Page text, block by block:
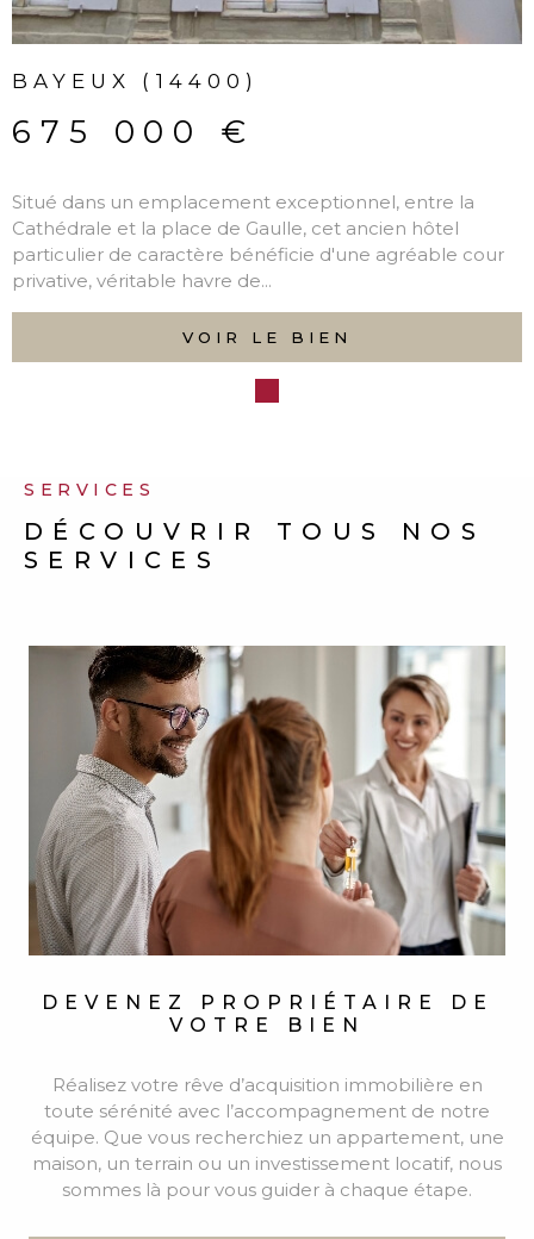
SERVICES
DÉCOUVRIR TOUS NOS
SERVICES
DEVENEZ PROPRIÉTAIRE
Réalisez votre rêve d’acquisition immobilière en
toute sérénité avec l’accompagnement de notre
équipe. Que vous recherchiez un appartement, une
maison, un terrain ou un investissement locatif, nous
sommes là pour vous guider à chaque étape.
VOIR +